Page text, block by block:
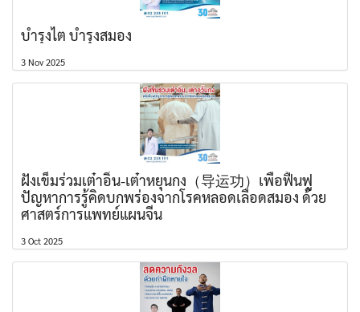
บำรุงไต บำรุงสมอง
3 Nov 2025
ฝังเข็มร่วมเต๋าอิ่น-เต๋าหยุนกง（导运功）เพื่อฟื้นฟู
ปัญหาการรู้คิดบกพร่องจากโรคหลอดเลือดสมอง ด้วย
ศาสตร์การแพทย์แผนจีน
3 Oct 2025